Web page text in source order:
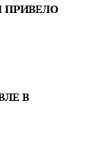
ПРИВЕЛО
В